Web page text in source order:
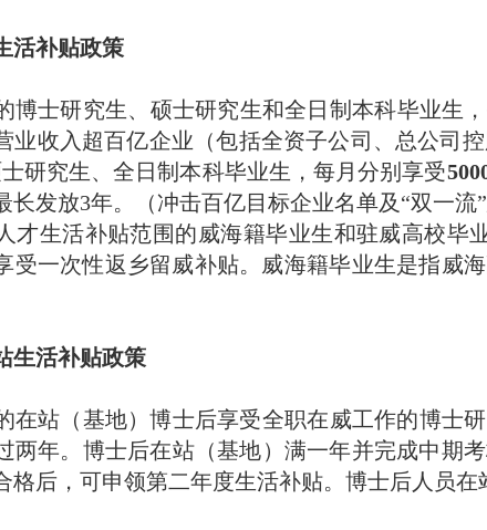
补贴政策
士研究生、硕士研究生和全日制本科毕业生
业收入超百亿企业（包括全资子公司、总公司
研究生、全日制本科毕业生，每月分别享受
长发放3年。（冲击百亿目标企业名单及“双一流
生活补贴范围的威海籍毕业生和驻威高校毕
受一次性返乡留威补贴。威海籍毕业生是指威
活补贴政策
站（基地）博士后享受全职在威工作的博士研
两年。博士后在站（基地）满一年并完成中期
格后，可申领第二年度生活补贴。博士后人员